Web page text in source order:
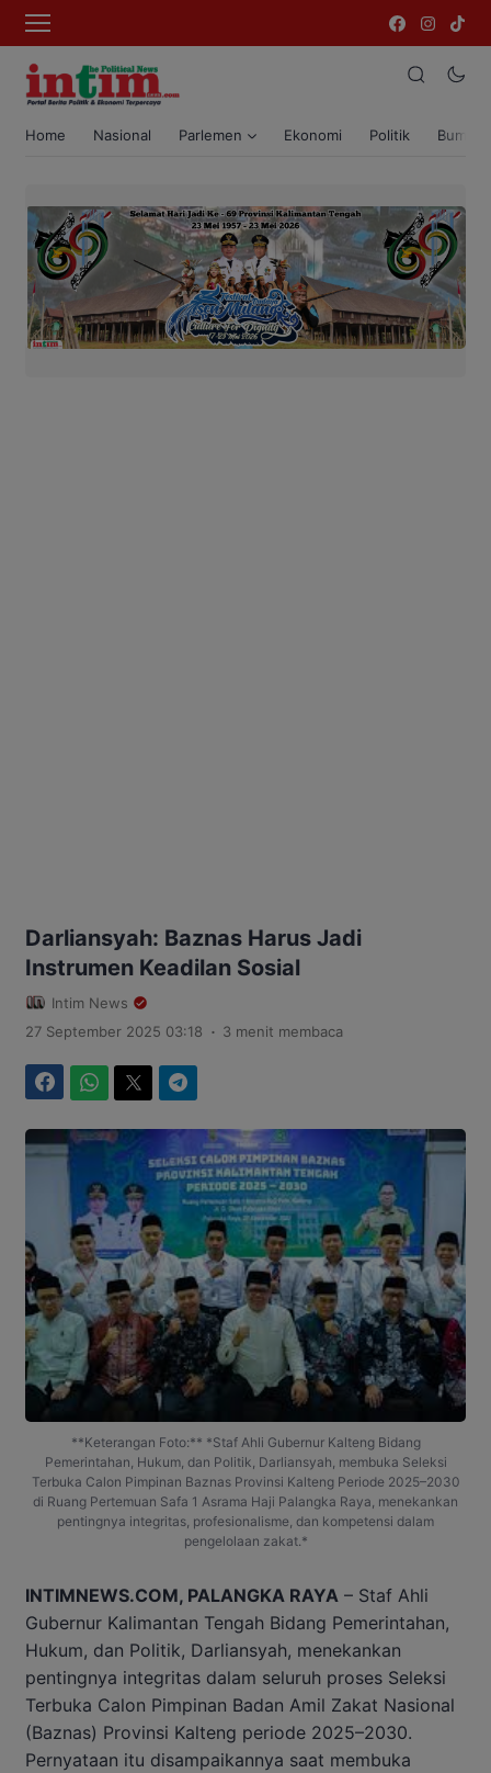
Home Nasional Parlemen Ekonomi Politik Bumi
Darliansyah: Baznas Harus Jadi
Instrumen Keadilan Sosial
Intim News
27 September 2025 03:18 . 3 menit membaca
**Keterangan Foto:** *Staf Ahli Gubernur Kalteng Bidang
Pemerintahan, Hukum, dan Politik, Darliansyah, membuka Seleksi
Terbuka Calon Pimpinan Baznas Provinsi Kalteng Periode 2025–2030
di Ruang Pertemuan Safa 1 Asrama Haji Palangka Raya, menekankan
pentingnya integritas, profesionalisme, dan kompetensi dalam
pengelolaan zakat.*
INTIMNEWS.COM, PALANGKA RAYA – Staf Ahli
Gubernur Kalimantan Tengah Bidang Pemerintahan,
Hukum, dan Politik, Darliansyah, menekankan
pentingnya integritas dalam seluruh proses Seleksi
Terbuka Calon Pimpinan Badan Amil Zakat Nasional
(Baznas) Provinsi Kalteng periode 2025–2030.
Pernyataan itu disampaikannya saat membuka